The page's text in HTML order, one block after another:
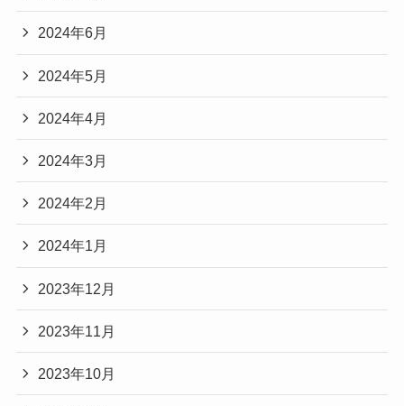
2024年6月
2024年5月
2024年4月
2024年3月
2024年2月
2024年1月
2023年12月
2023年11月
2023年10月